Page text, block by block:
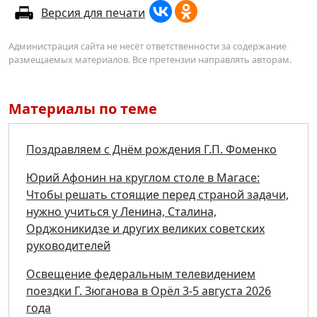
Версия для печати
Администрация сайта не несёт ответственности за содержание
размещаемых материалов. Все претензии направлять авторам.
Материалы по теме
Поздравляем с Днём рождения Г.П. Фоменко
Юрий Афонин на круглом столе в Магасе:
Чтобы решать стоящие перед страной задачи,
нужно учиться у Ленина, Сталина,
Орджоникидзе и других великих советских
руководителей
Освещение федеральным телевидением
поездки Г. Зюганова в Орёл 3-5 августа 2026
года